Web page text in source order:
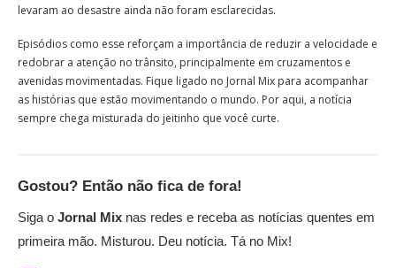
levaram ao desastre ainda não foram esclarecidas.
Episódios como esse reforçam a importância de reduzir a velocidade e
redobrar a atenção no trânsito, principalmente em cruzamentos e
avenidas movimentadas. Fique ligado no Jornal Mix para acompanhar
as histórias que estão movimentando o mundo. Por aqui, a notícia
sempre chega misturada do jeitinho que você curte.
Gostou? Então não fica de fora!
Siga o Jornal Mix nas redes e receba as notícias quentes em
primeira mão. Misturou. Deu notícia. Tá no Mix!